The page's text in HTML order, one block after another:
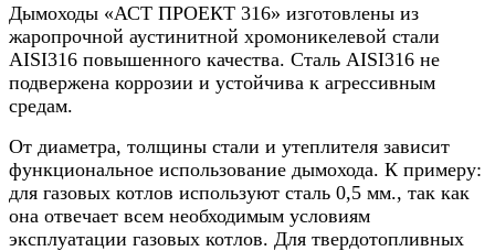
Дымоходы «АСТ ПРОЕКТ 316» изготовлены из
жаропрочной аустинитной хромоникелевой стали
AISI316 повышенного качества. Сталь AISI316 не
подвержена коррозии и устойчива к агрессивным
средам.
От диаметра, толщины стали и утеплителя зависит
функциональное использование дымохода. К примеру:
для газовых котлов используют сталь 0,5 мм., так как
она отвечает всем необходимым условиям
эксплуатации газовых котлов. Для твердотопливных